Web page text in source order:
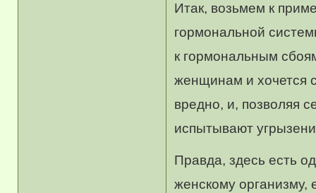
Итак, возьмем к
гормональной
к гормональным
женщинам и хочется
вредно, и, позволяя
испытывают
Правда, здесь есть
женскому организму,